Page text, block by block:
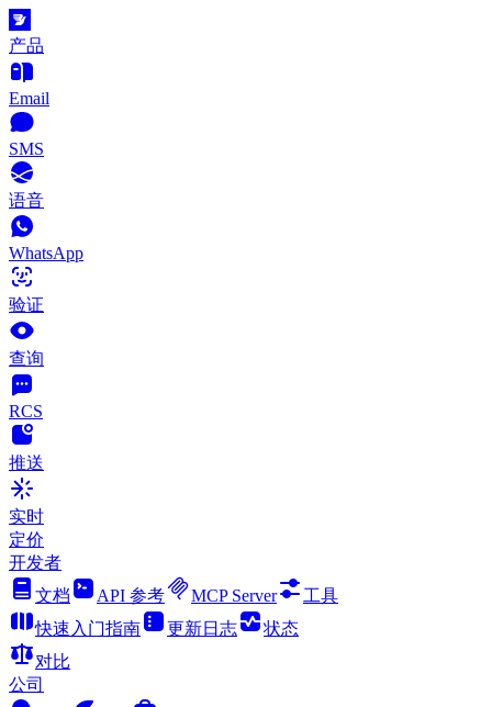
产品
Email
SMS
语音
WhatsApp
验证
查询
RCS
推送
实时
定价
开发者
文档
API 参考 MCP Server
工具
快速入门指南
更新日志
状态
对比
公司